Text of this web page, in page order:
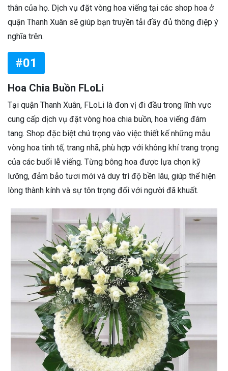
thân của họ. Dịch vụ đặt vòng hoa viếng tại các shop hoa ở
quận Thanh Xuân sẽ giúp bạn truyền tải đầy đủ thông điệp ý
nghĩa trên.
#01
Hoa Chia Buồn FLoLi
Tại quận Thanh Xuân, FLoLi là đơn vị đi đầu trong lĩnh vực
cung cấp dịch vụ đặt vòng hoa chia buồn, hoa viếng đám
tang. Shop đặc biệt chú trọng vào việc thiết kế những mẫu
vòng hoa tinh tế, trang nhã, phù hợp với không khí trang trọng
của các buổi lễ viếng. Từng bông hoa được lựa chọn kỹ
lưỡng, đảm bảo tươi mới và duy trì độ bền lâu, giúp thể hiện
lòng thành kính và sự tôn trọng đối với người đã khuất.